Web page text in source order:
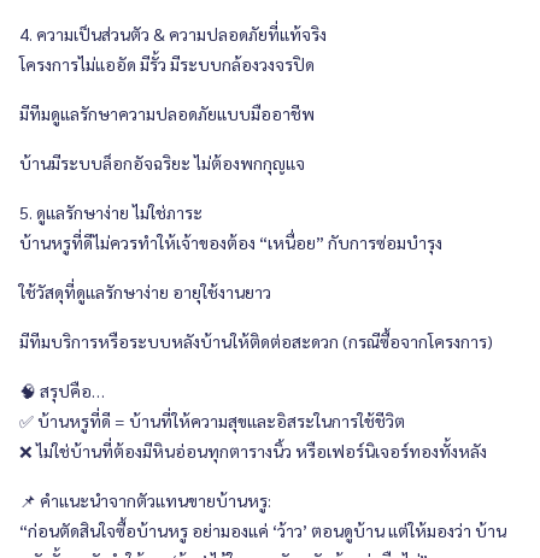
4. ความเป็นส่วนตัว & ความปลอดภัยที่แท้จริง
โครงการไม่แออัด มีรั้ว มีระบบกล้องวงจรปิด
มีทีมดูแลรักษาความปลอดภัยแบบมืออาชีพ
บ้านมีระบบล็อกอัจฉริยะ ไม่ต้องพกกุญแจ
5. ดูแลรักษาง่าย ไม่ใช่ภาระ
บ้านหรูที่ดีไม่ควรทำให้เจ้าของต้อง “เหนื่อย” กับการซ่อมบำรุง
ใช้วัสดุที่ดูแลรักษาง่าย อายุใช้งานยาว
มีทีมบริการหรือระบบหลังบ้านให้ติดต่อสะดวก (กรณีซื้อจากโครงการ)
🧠 สรุปคือ…
✅ บ้านหรูที่ดี = บ้านที่ให้ความสุขและอิสระในการใช้ชีวิต
❌ ไม่ใช่บ้านที่ต้องมีหินอ่อนทุกตารางนิ้ว หรือเฟอร์นิเจอร์ทองทั้งหลัง
📌 คำแนะนำจากตัวแทนขายบ้านหรู:
“ก่อนตัดสินใจซื้อบ้านหรู อย่ามองแค่ ‘ว้าว’ ตอนดูบ้าน แต่ให้มองว่า บ้าน